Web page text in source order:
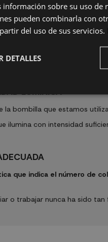
que tenemos en la
flexo con brazo y base
de luz, pero consumen
eléctrico por lo
LUMÍNICA
bombilla que estamos
ilumina con intensidad
que indica el número de
o trabajar nunca ha sido
sobre su uso de
pueden combinarla con
del uso de sus servicios.
DETALLES